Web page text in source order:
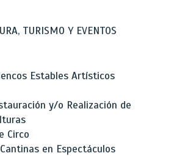
TURISMO Y EVENTOS
Estables Artísticos
y/o Realización de
Circo
en Espectáculos